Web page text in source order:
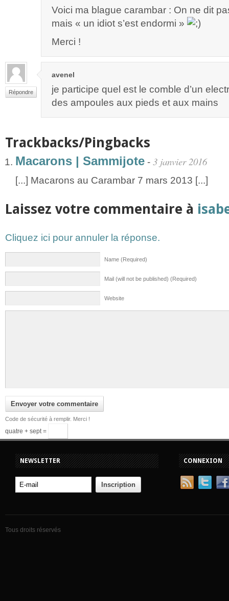
Voici ma blague carambar : On ne dit
mais « un idiot s’est endormi »
Merci !
Répondre
avenel
je participe quel est le comble d’un
des ampoules aux pieds et aux mains
Trackbacks/Pingbacks
Macarons | Sammijote - 3 janvier 2016
[...] Macarons au Carambar 7 mars 2013 [...]
Laissez votre commentaire à
Cliquez ici pour annuler la réponse.
Name (Required)
Mail (will not be published) (Required)
Website
Code de sécurité à remplir. Merci !
quatre + sept =
NEWSLETTER CONNEXION
Tous droits réservés